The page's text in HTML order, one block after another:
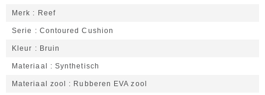
Merk Reef
Serie Contoured Cushion
Kleur Bruin
Materiaal Synthetisch
Materiaal zool Rubberen EVA zool